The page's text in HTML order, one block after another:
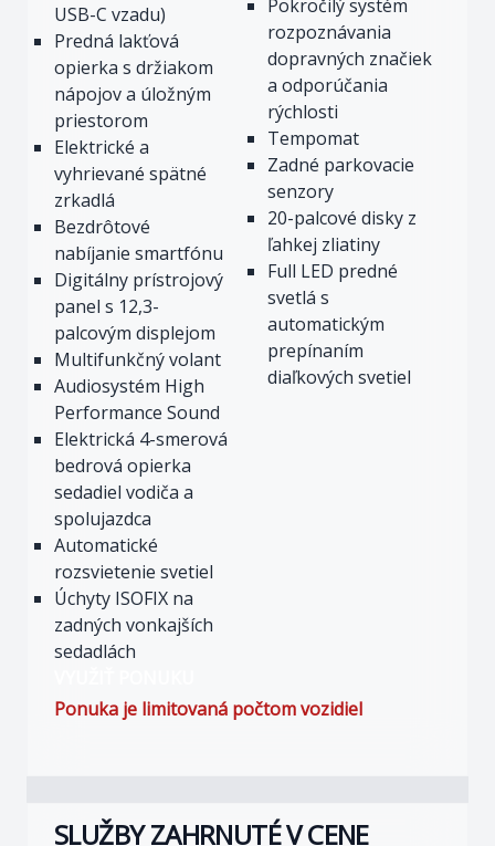
USB-C vzadu)
Predná lakťová
opierka s držiakom
nápojov a úložným
priestorom
Elektrické a
vyhrievané spätné
zrkadlá
Bezdrôtové
nabíjanie smartfónu
Digitálny prístrojový
panel s 12,3-
palcovým displejom
Multifunkčný volant
Audiosystém High
Performance Sound
Elektrická 4-smerová
bedrová opierka
sedadiel vodiča a
spolujazdca
Automatické
rozsvietenie svetiel
Úchyty ISOFIX na
zadných vonkajších
sedadlách
Pokročilý systém
rozpoznávania
dopravných značiek
a odporúčania
rýchlosti
Tempomat
Zadné parkovacie
senzory
20-palcové disky z
ľahkej zliatiny
Full LED predné
svetlá s
automatickým
prepínaním
diaľkových svetiel
Ponuka je limitovaná počtom vozidiel
SLUŽBY ZAHRNUTÉ V CENE